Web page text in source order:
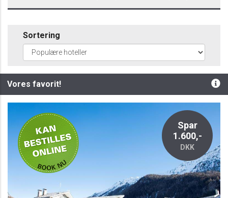
Sortering
Vores favorit!
Privat
Spar
1.600,-
DKK